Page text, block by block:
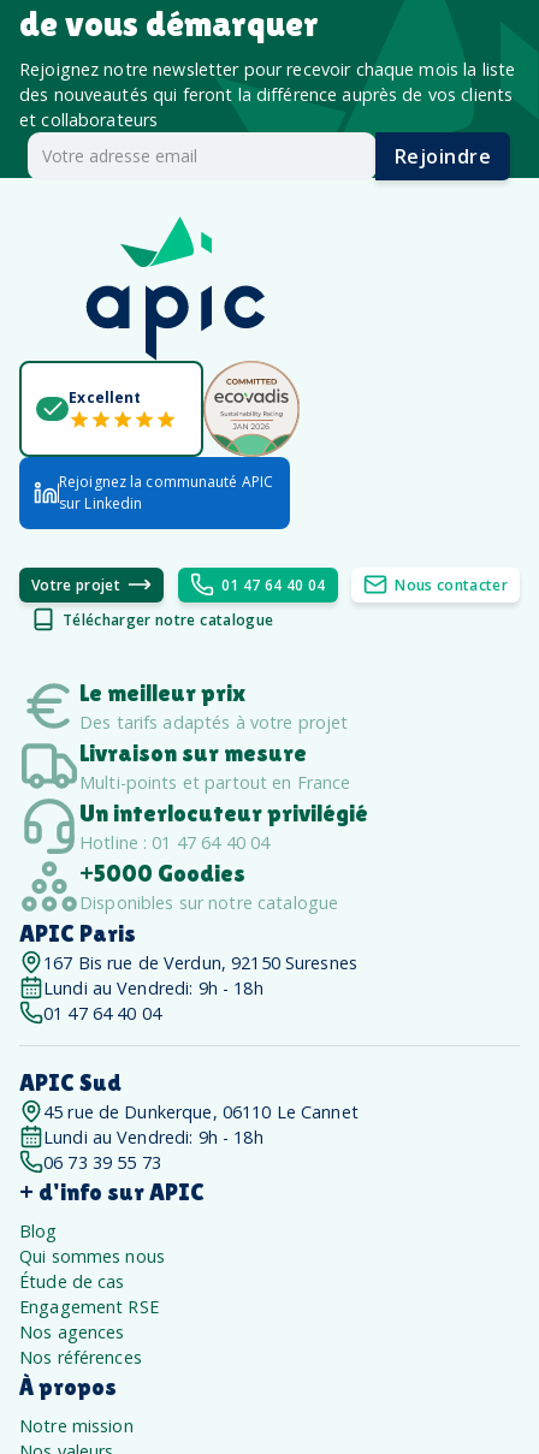
de vous démarquer
Rejoignez notre newsletter pour recevoir chaque mois la liste
des nouveautés qui feront la différence auprès de vos clients
et collaborateurs
Rejoindre
Excellent
Rejoignez la communauté APIC
sur Linkedin
Votre projet 01 47 64 40 04
Nous contacter
Télécharger notre catalogue
Le meilleur prix
Des tarifs adaptés à votre projet
Livraison sur mesure
Multi-points et partout en France
Un interlocuteur privilégié
Hotline : 01 47 64 40 04
+5000 Goodies
Disponibles sur notre catalogue
APIC Paris
167 Bis rue de Verdun, 92150 Suresnes
Lundi au Vendredi: 9h - 18h
01 47 64 40 04
APIC Sud
45 rue de Dunkerque, 06110 Le Cannet
Lundi au Vendredi: 9h - 18h
06 73 39 55 73
+ d'info sur APIC
Blog
Qui sommes nous
Étude de cas
Engagement RSE
Nos agences
Nos références
À propos
Notre mission